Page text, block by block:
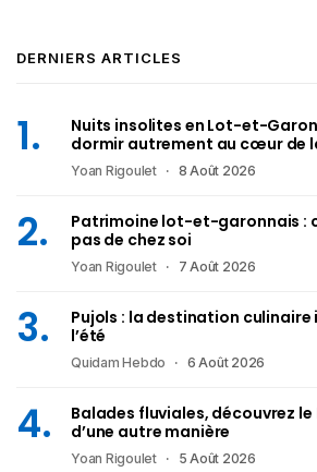
DERNIERS ARTICLES
Nuits insolites en Lot-et-
dormir autrement au cœur de
Yoan Rigoulet 8 Août 2026
Patrimoine lot-et-garonnais :
pas de chez soi
Yoan Rigoulet 7 Août 2026
Pujols : la destination
l’été
Quidam Hebdo 6 Août 2026
Balades fluviales, découvrez
d’une autre manière
Yoan Rigoulet 5 Août 2026